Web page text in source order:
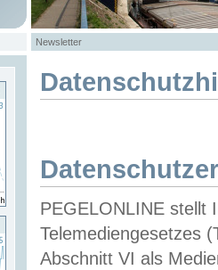
Newsletter
PEGELONLINE stellt
Telemediengesetzes
Abschnitt VI als